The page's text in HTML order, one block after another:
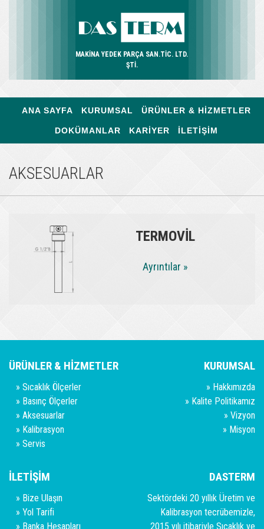
MAKİNA YEDEK PARÇA SAN.TİC. LTD.
ŞTİ.
ANA SAYFA KURUMSAL ÜRÜNLER & HİZMETLER
DOKÜMANLAR KARİYER İLETİŞİM
AKSESUARLAR
TERMOVİL
Ayrıntılar »
ÜRÜNLER & HİZMETLER
» Sıcaklık Ölçerler
» Basınç Ölçerler
» Aksesuarlar
» Kalibrasyon
» Servis
KURUMSAL
» Hakkımızda
» Kalite Politikamız
» Vizyon
» Misyon
İLETİŞİM
» Bize Ulaşın
» Yol Tarifi
» Banka Hesapları
DASTERM
Sektördeki 20 yıllık Üretim ve
Kalibrasyon tecrübemizle,
2015 yılı itibariyle Sıcaklık ve